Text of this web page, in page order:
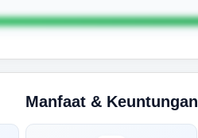
Manfaat & Keuntungan